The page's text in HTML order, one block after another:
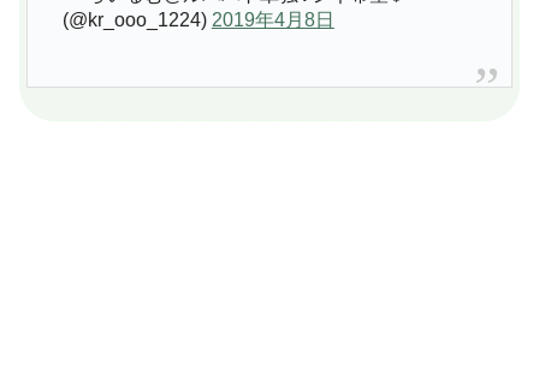
(@kr_ooo_1224) 2019年4月8日